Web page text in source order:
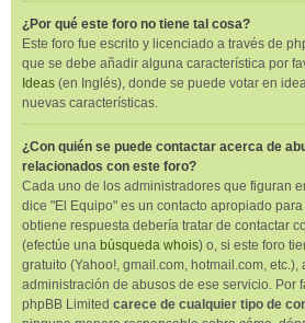
¿Por qué este foro no tiene tal cosa?
Este foro fue escrito y licenciado a través de
que se debe añadir alguna característica por
Ideas (en Inglés), donde se puede votar en
nuevas características.
¿Con quién se puede contactar acerca de
relacionados con este foro?
Cada uno de los administradores que figuran
dice "El Equipo" es un contacto apropiado
obtiene respuesta debería tratar de contactar
(efectúe una búsqueda whois) o, si este foro
gratuito (Yahoo!, gmail.com, hotmail.com, etc.),
administración de abusos de ese servicio. Por
phpBB Limited carece de cualquier tipo de